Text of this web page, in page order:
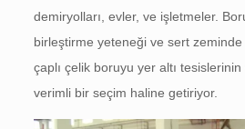
demiryolları, evler, ve işletmeler.
birleştirme yeteneği ve sert zeminde
çaplı çelik boruyu yer altı
verimli bir seçim haline getiriyor.